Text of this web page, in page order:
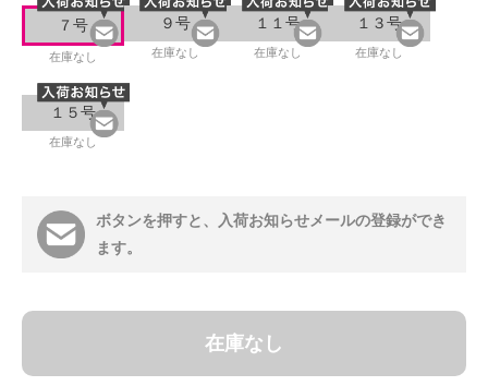
７号
在庫なし
９号
在庫なし
１１号
在庫なし
１３号
在庫なし
１５号
在庫なし
ボタンを押すと、入荷お知らせメールの登録ができ
ます。
在庫なし